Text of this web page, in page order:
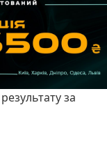
за